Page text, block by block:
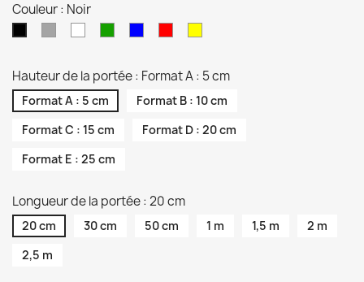
Couleur : Noir
Hauteur de la portée : Format A : 5 cm
Format A : 5 cm
Format B : 10 cm
Format C : 15 cm
Format D : 20 cm
Format E : 25 cm
Longueur de la portée : 20 cm
20 cm 30 cm 50 cm 1 m 1,5 m
2 m
2,5 m